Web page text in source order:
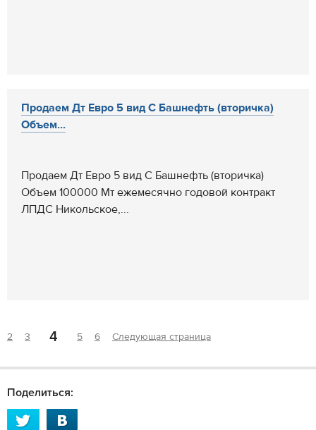
Продаем Дт Евро 5 вид С Башнефть (вторичка)
Объем...
Продаем Дт Евро 5 вид С Башнефть (вторичка)
Объем 100000 Мт ежемесячно годовой контракт
ЛПДС Никольское,...
2 3 4 5 6 Следующая страница
Поделиться: